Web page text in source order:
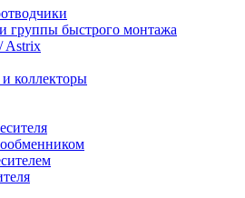
группы быстрого монтажа
Astrix
и коллекторы